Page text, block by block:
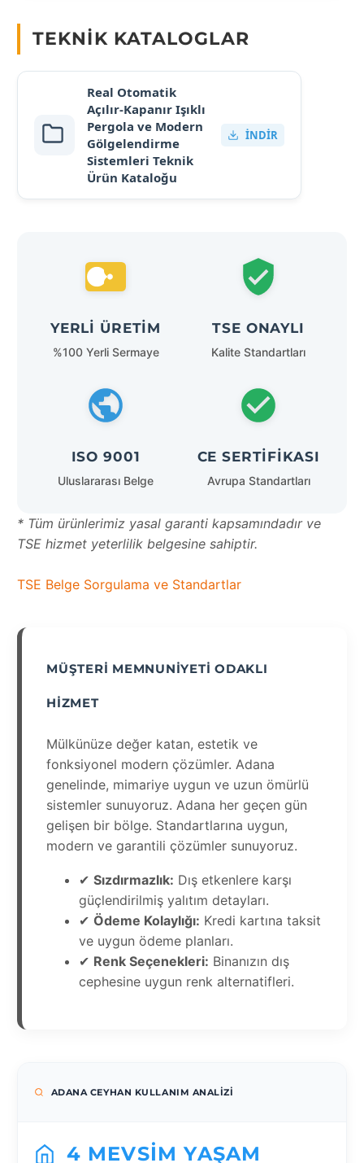
TEKNIK KATALOGLAR
Real Otomatik
Açılır-Kapanır Işıklı
Pergola ve Modern
Gölgelendirme
Sistemleri Teknik
Ürün Kataloğu
İNDIR
YERLI ÜRETIM
%100 Yerli Sermaye
TSE ONAYLI
Kalite Standartları
ISO 9001
Uluslararası Belge
CE SERTIFIKASI
Avrupa Standartları
* Tüm ürünlerimiz yasal garanti kapsamındadır ve
TSE hizmet yeterlilik belgesine sahiptir.
TSE Belge Sorgulama ve Standartlar
MÜŞTERI MEMNUNIYETI ODAKLI
HIZMET
Mülkünüze değer katan, estetik ve
fonksiyonel modern çözümler. Adana
genelinde, mimariye uygun ve uzun ömürlü
sistemler sunuyoruz. Adana her geçen gün
gelişen bir bölge. Standartlarına uygun,
modern ve garantili çözümler sunuyoruz.
✔ Sızdırmazlık: Dış etkenlere karşı
güçlendirilmiş yalıtım detayları.
✔ Ödeme Kolaylığı: Kredi kartına taksit
ve uygun ödeme planları.
✔ Renk Seçenekleri: Binanızın dış
cephesine uygun renk alternatifleri.
ADANA CEYHAN KULLANIM ANALIZI
4 MEVSIM YAŞAM